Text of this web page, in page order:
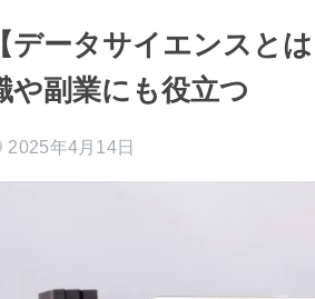
【データサイエンスと
や副業にも役立つ
2025年4月14日